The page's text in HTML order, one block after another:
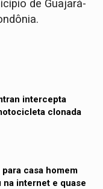
de Guajará-
intercepta
clonada
casa homem
internet e quase